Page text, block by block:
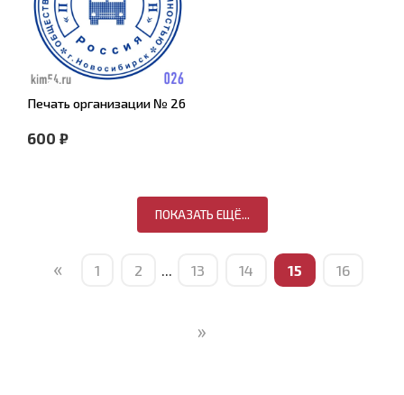
Печать организации № 26
600 ₽
ПОКАЗАТЬ ЕЩЁ...
« 1 2 ... 13 14 15 16
»